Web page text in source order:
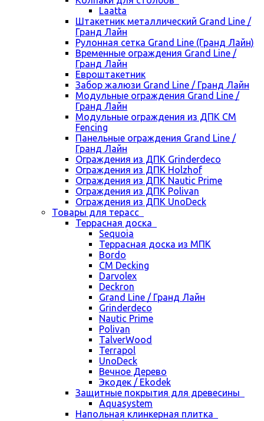
Laatta
Штакетник металлический Grand Line /
Гранд Лайн
Рулонная сетка Grand Line (Гранд Лайн)
Временные ограждения Grand Line /
Гранд Лайн
Евроштакетник
Забор жалюзи Grand Line / Гранд Лайн
Модульные ограждения Grand Line /
Гранд Лайн
Модульные ограждения из ДПК CM
Fencing
Панельные ограждения Grand Line /
Гранд Лайн
Ограждения из ДПК Grinderdeco
Ограждения из ДПК Holzhof
Ограждения из ДПК Nautic Prime
Ограждения из ДПК Polivan
Ограждения из ДПК UnoDeck
Товары для терасс
Террасная доска
Sequoia
Террасная доска из МПК
Bordo
CM Decking
Darvolex
Deckron
Grand Line / Гранд Лайн
Grinderdeco
Nautic Prime
Polivan
TalverWood
Terrapol
UnoDeck
Вечное Дерево
Экодек / Ekodek
Защитные покрытия для древесины
Aquasystem
Напольная клинкерная плитка